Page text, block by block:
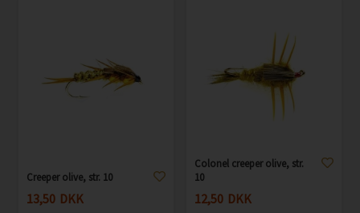
Creeper olive, str. 10
13,50 DKK
Colonel creeper olive, str.
10
12,50 DKK